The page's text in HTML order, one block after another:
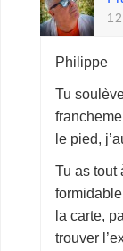
Philippe
Tu
le pied,
Tu as tout
la carte,
trouver